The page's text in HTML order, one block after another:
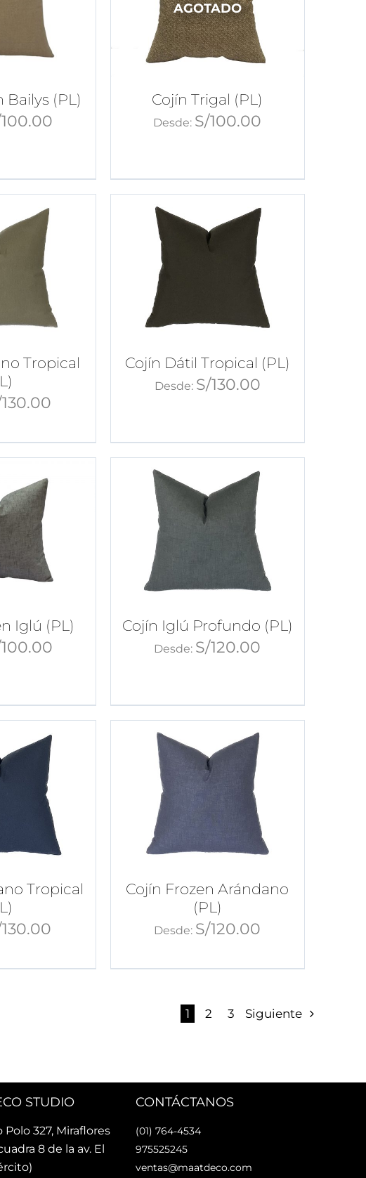
Bailys (PL)
100.00
AGOTADO
Cojín Trigal (PL)
Desde: S/100.00
Tropical
130.00
Cojín Dátil Tropical (PL)
Desde: S/130.00
Iglú (PL)
100.00
Cojín Iglú Profundo (PL)
Desde: S/120.00
Tropical
130.00
Cojín Frozen Arándano
(PL)
Desde: S/120.00
1 2 3 Siguiente
STUDIO
Polo 327, Miraflores
8 de la av. El
CONTÁCTANOS
(01) 764-4534
975525245
ventas@maatdeco.com